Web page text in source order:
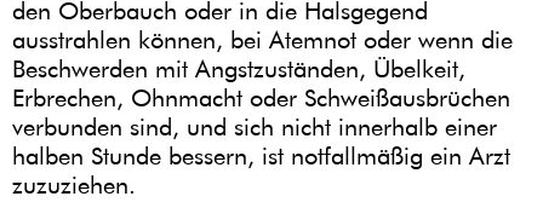
den Oberbauch oder in die Halsgegend
ausstrahlen können, bei Atemnot oder wenn die
Beschwerden mit Angstzuständen, Übelkeit,
Erbrechen, Ohnmacht oder Schweißausbrüchen
verbunden sind, und sich nicht innerhalb einer
halben Stunde bessern, ist notfallmäßig ein Arzt
zuzuziehen.